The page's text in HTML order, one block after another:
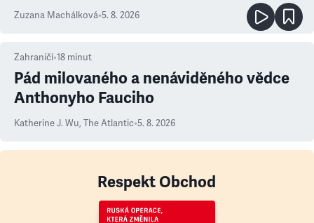
Zuzana Machálková•5. 8. 2026
Zahraničí•18 minut
Pád milovaného a nenáviděného vědce
Anthonyho Fauciho
Katherine J. Wu, The Atlantic•5. 8. 2026
Respekt Obchod